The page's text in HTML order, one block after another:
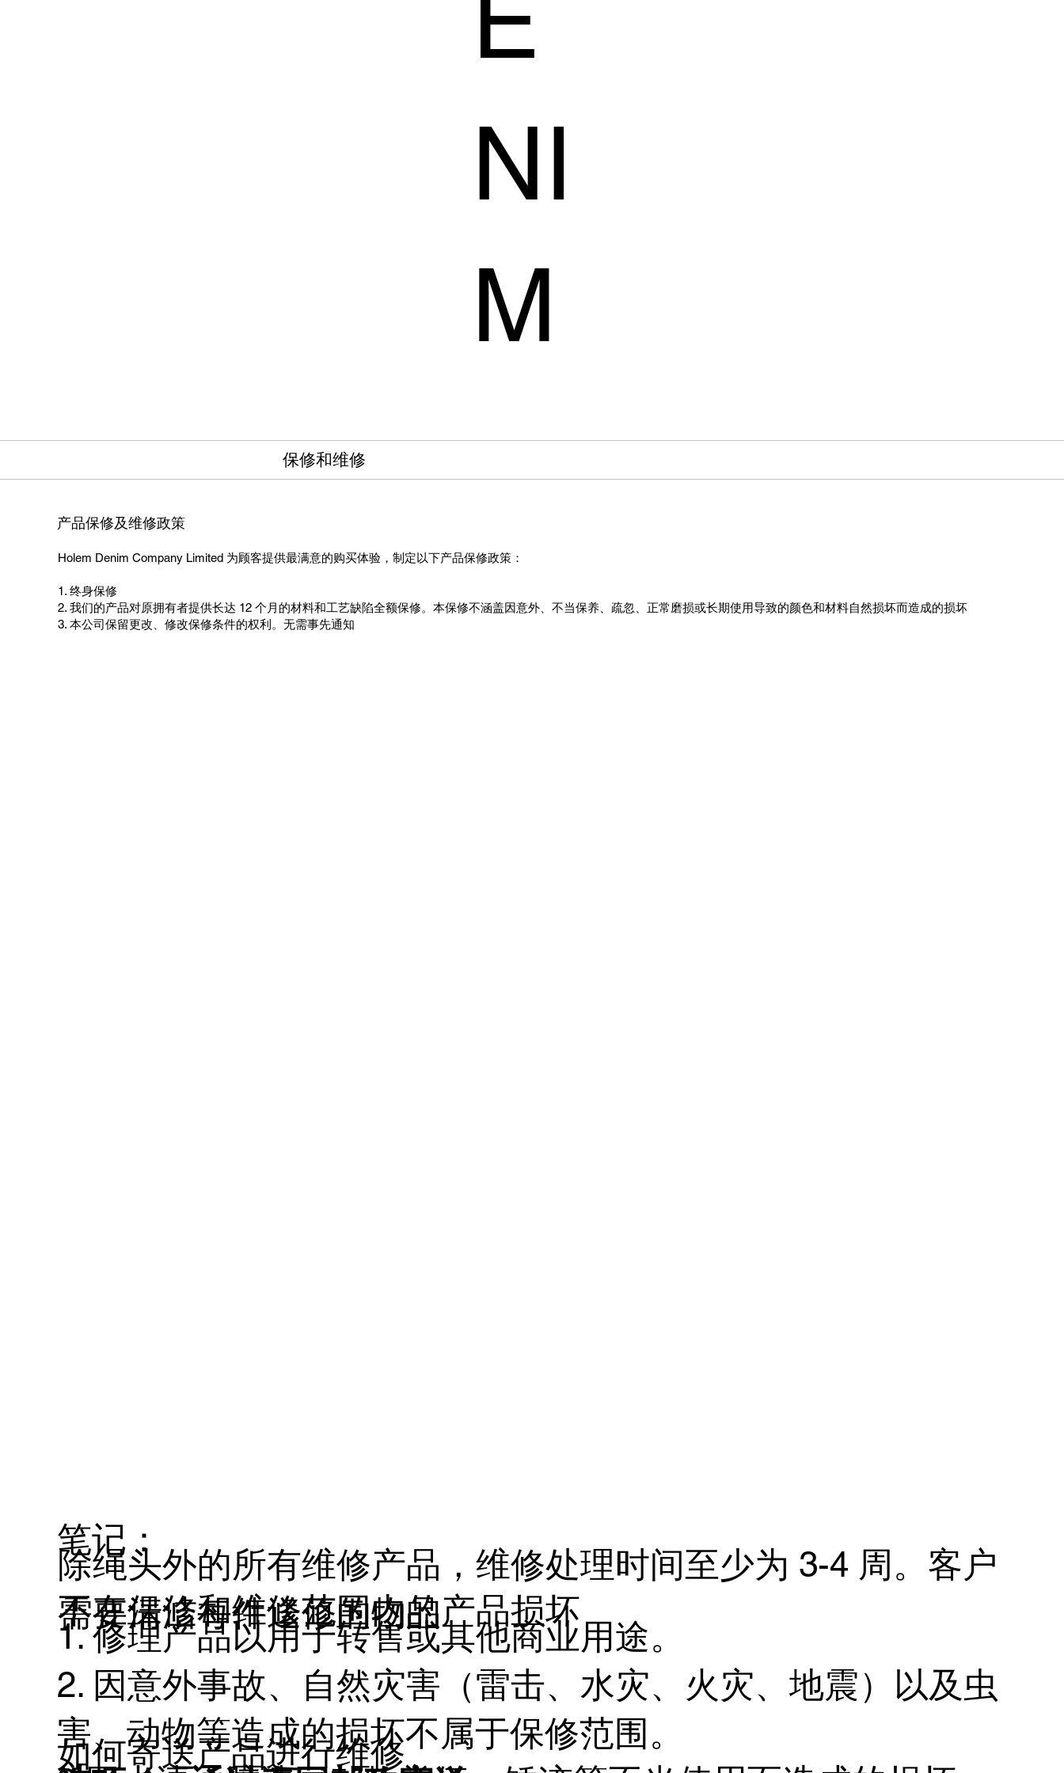
NI
M
保修和维修
产品保修及维修政策
Holem Denim Company Limited 为顾客提供最满意的购买体验，制定以下产品保修政策：
1. 终身保修
2. 我们的产品对原拥有者提供长达 12 个月的材料和工艺缺陷全额保修。本保修不涵盖因意外、不当保养、疏忽、正常磨损或长期使用导致的颜色和材料自然损坏而造成的损坏
3. 本公司保留更改、修改保修条件的权利。无需事先通知
笔记：
除绳头外的所有维修产品，维修处理时间至少为 3-4 周。客户
需要清洁每件送修的物品
1. 修理产品以用于转售或其他商业用途。
2. 因意外事故、自然灾害（雷击、水灾、火灾、地震）以及虫
害、动物等造成的损坏不属于保修范围。
不在保修和维修范围内的产品损坏
如何寄送产品进行维修